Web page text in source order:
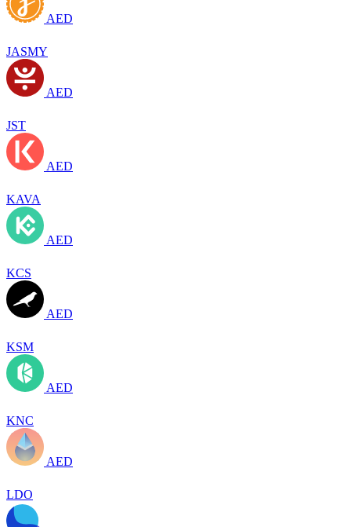
AED
JASMY
AED
JST
AED
KAVA
AED
KCS
AED
KSM
AED
KNC
AED
LDO